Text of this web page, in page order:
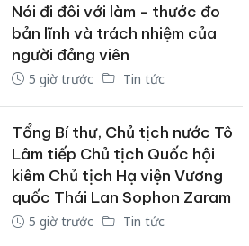
Nói đi đôi với làm - thước đo
bản lĩnh và trách nhiệm của
người đảng viên
5 giờ trước Tin tức
Tổng Bí thư, Chủ tịch nước Tô
Lâm tiếp Chủ tịch Quốc hội
kiêm Chủ tịch Hạ viện Vương
quốc Thái Lan Sophon Zaram
5 giờ trước Tin tức